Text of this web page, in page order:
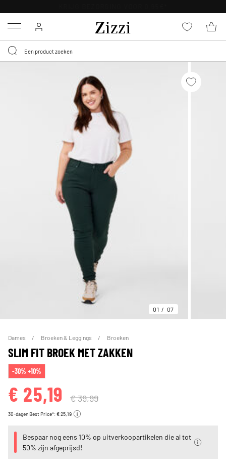
Menu
01 07
Dames Broeken & Leggings Broeken
SLIM FIT BROEK MET ZAKKEN
-30% +10%
€ 25,19 € 39,99
30-dagen Best Price*: € 25,19
Bespaar nog eens 10% op uitverkoopartikelen die al tot
50% zijn afgeprijsd!